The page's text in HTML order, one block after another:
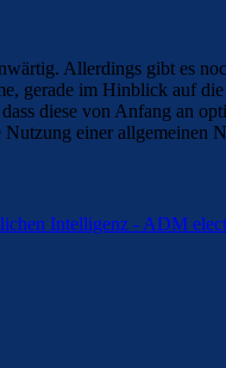
Allerdings gibt es
gerade im Hinblick auf
diese von Anfang an
einer allgemeinen